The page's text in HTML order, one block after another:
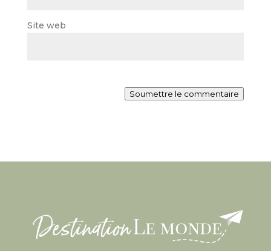
Site web
Soumettre le commentaire